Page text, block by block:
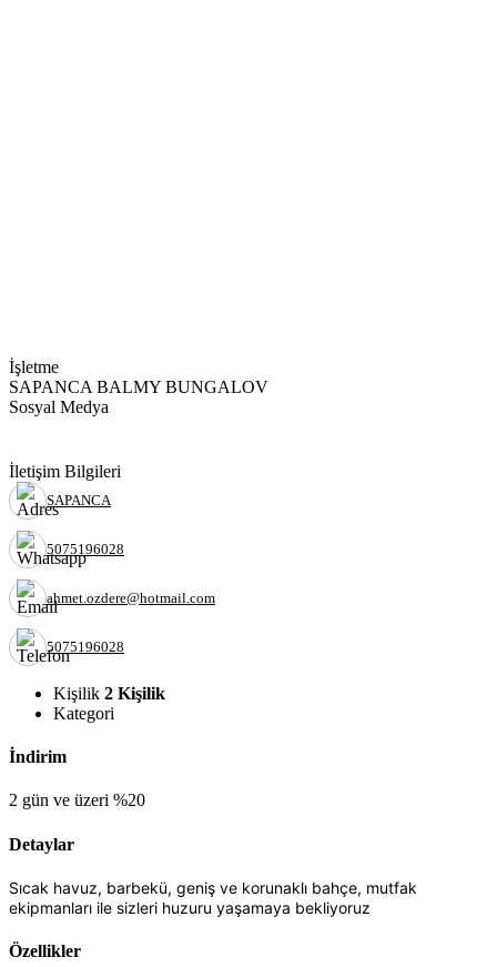
İşletme
SAPANCA BALMY BUNGALOV
Sosyal Medya
İletişim Bilgileri
SAPANCA
5075196028
ahmet.ozdere@hotmail.com
5075196028
Kişilik 2 Kişilik
Kategori
İndirim
2 gün ve üzeri %20
Detaylar
Sıcak havuz, barbekü, geniş ve korunaklı bahçe, mutfak
ekipmanları ile sizleri huzuru yaşamaya bekliyoruz
Özellikler